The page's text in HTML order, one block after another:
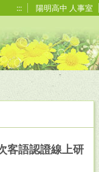
::: 陽明高中 人事室
客語認證線上研